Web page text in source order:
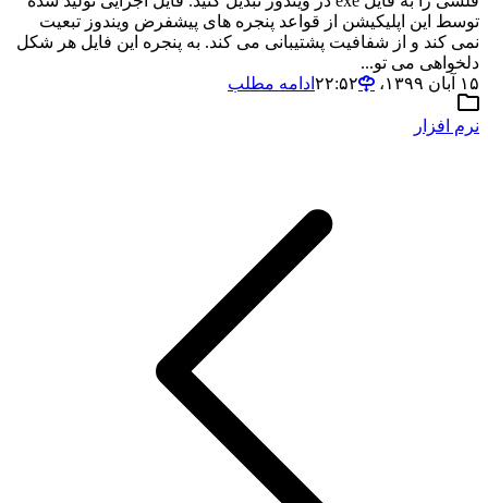
توسط این اپلیکیشن از قواعد پنجره های پیشفرض ویندوز تبعیت
نمی کند و از شفافیت پشتیبانی می کند. به پنجره این فایل هر شکل
دلخواهی می تو...
۱۵ آبان ۱۳۹۹،‏ ۲۲:۵۲
ادامه مطلب
نرم افزار